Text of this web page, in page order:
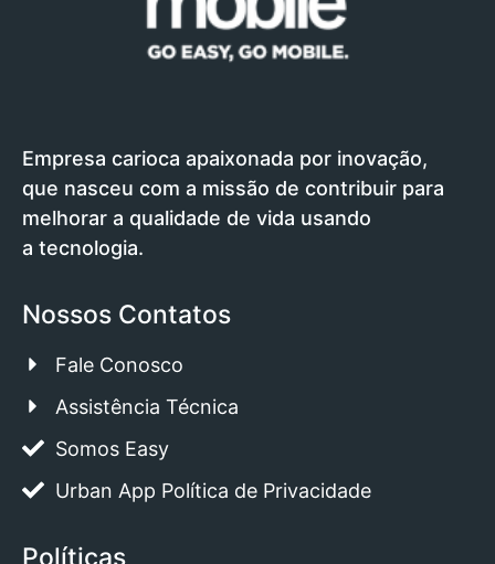
Empresa carioca apaixonada por inovação,
que nasceu com a missão de contribuir para
melhorar a qualidade de vida usando
a tecnologia.
Nossos Contatos
Fale Conosco
Assistência Técnica
Somos Easy
Urban App Política de Privacidade
Políticas